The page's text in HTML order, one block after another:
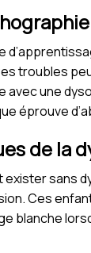
troubles
avec une
éprouve
de la
exister sans
Ces
blanche